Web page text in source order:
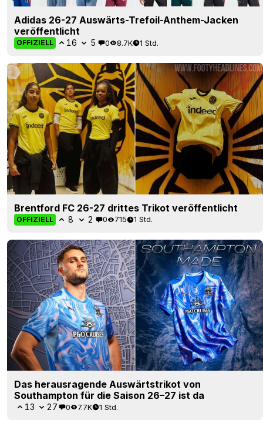
Adidas 26-27 Auswärts-Trefoil-Anthem-Jacken
veröffentlicht
OFFIZIELL 16 5 0 8.7K 1 Std.
Brentford FC 26-27 drittes Trikot veröffentlicht
OFFIZIELL 8 2 0 715 1 Std.
Das herausragende Auswärtstrikot von
Southampton für die Saison 26–27 ist da
13 27 0 7.7K 1 Std.